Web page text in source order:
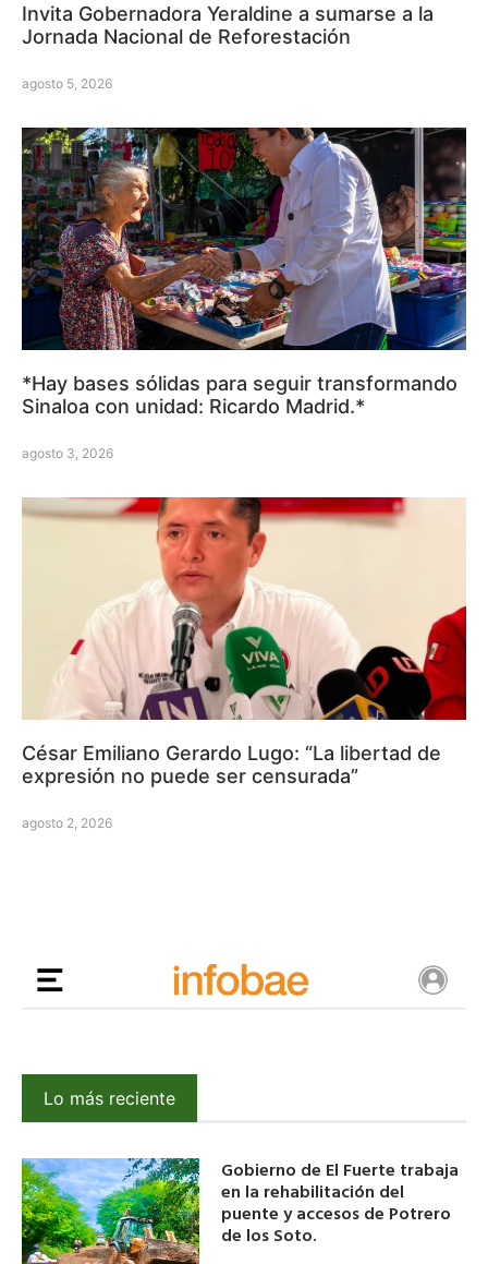
Invita Gobernadora Yeraldine a sumarse a la
Jornada Nacional de Reforestación
agosto 5, 2026
*Hay bases sólidas para seguir transformando
Sinaloa con unidad: Ricardo Madrid.*
agosto 3, 2026
César Emiliano Gerardo Lugo: “La libertad de
expresión no puede ser censurada”
agosto 2, 2026
Lo más reciente
Gobierno de El Fuerte trabaja
en la rehabilitación del
puente y accesos de Potrero
de los Soto.